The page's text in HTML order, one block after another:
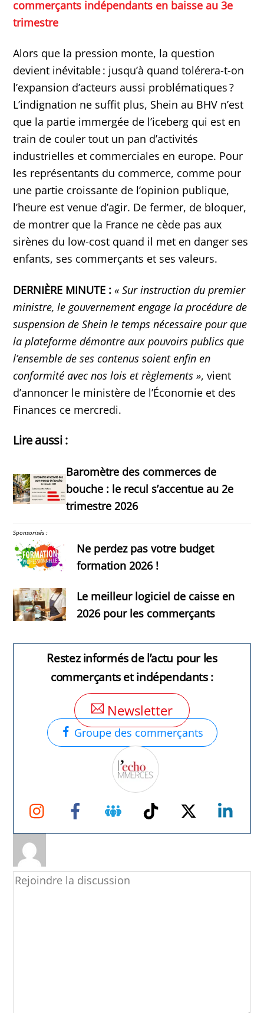
commerçants indépendants en baisse au 3e
trimestre
Alors que la pression monte, la question
devient inévitable : jusqu’à quand tolérera-t-on
l’expansion d’acteurs aussi problématiques ?
L’indignation ne suffit plus, Shein au BHV n’est
que la partie immergée de l’iceberg qui est en
train de couler tout un pan d’activités
industrielles et commerciales en europe. Pour
les représentants du commerce, comme pour
une partie croissante de l’opinion publique,
l’heure est venue d’agir. De fermer, de bloquer,
de montrer que la France ne cède pas aux
sirènes du low-cost quand il met en danger ses
enfants, ses commerçants et ses valeurs.
DERNIÈRE MINUTE : « Sur instruction du premier
ministre, le gouvernement engage la procédure de
suspension de Shein le temps nécessaire pour que
la plateforme démontre aux pouvoirs publics que
l’ensemble de ses contenus soient enfin en
conformité avec nos lois et règlements », vient
d’annoncer le ministère de l’Économie et des
Finances ce mercredi.
Lire aussi :
Baromètre des commerces de
bouche : le recul s’accentue au 2e
trimestre 2026
Sponsorisés :
Ne perdez pas votre budget
formation 2026 !
Le meilleur logiciel de caisse en
2026 pour les commerçants
Restez informés de l’actu pour les
commerçants et indépendants :
Newsletter
Groupe des commerçants
Instagram Facebook Groupe
Facebook
TikTok Twitter